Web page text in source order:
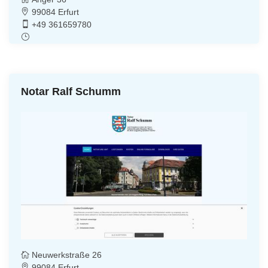
99084 Erfurt
+49 361659780
Notar Ralf Schumm
Neuwerkstraße 26